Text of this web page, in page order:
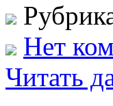
Нет
Читать